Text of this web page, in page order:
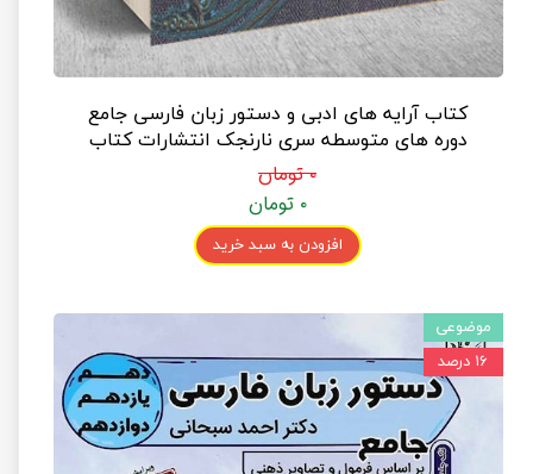
کتاب آرایه های ادبی و دستور زبان فارسی جامع
دوره های متوسطه سری نارنجک انتشارات کتاب
نارنجی ۰ تومان
۰ تومان
افزودن به سبد خرید
موضوعی
۱۶ درصد